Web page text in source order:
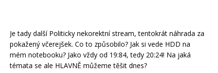
Je tady další Politicky nekorektní stream, tentokrát náhrada za
pokažený včerejšek. Co to způsobilo? Jak si vede HDD na
mém notebooku? Jako vždy od 19:84, tedy 20:24! Na jaká
témata se ale HLAVNĚ můžeme těšit dnes?